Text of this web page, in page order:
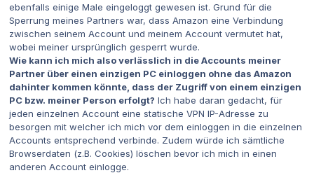
ebenfalls einige Male eingeloggt gewesen ist. Grund für die
Sperrung meines Partners war, dass Amazon eine Verbindung
zwischen seinem Account und meinem Account vermutet hat,
wobei meiner ursprünglich gesperrt wurde.
Wie kann ich mich also verlässlich in die Accounts meiner
Partner über einen einzigen PC einloggen ohne das Amazon
dahinter kommen könnte, dass der Zugriff von einem einzigen
PC bzw. meiner Person erfolgt? Ich habe daran gedacht, für
jeden einzelnen Account eine statische VPN IP-Adresse zu
besorgen mit welcher ich mich vor dem einloggen in die einzelnen
Accounts entsprechend verbinde. Zudem würde ich sämtliche
Browserdaten (z.B. Cookies) löschen bevor ich mich in einen
anderen Account einlogge.